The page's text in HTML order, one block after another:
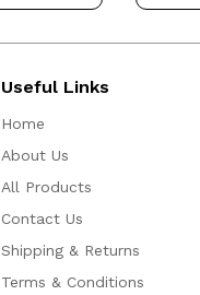
Useful Links
Home
About Us
All Products
Contact Us
Shipping & Returns
Terms & Conditions